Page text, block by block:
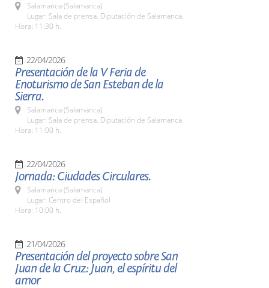
Salamanca (Salamanca)
Lugar: Sala de prensa. Diputación de Salamanca.
Hora: 11:30 h.
22/04/2026
Presentación de la V Feria de
Enoturismo de San Esteban de la
Sierra.
Salamanca (Salamanca)
Lugar: Sala de prensa. Diputación de Salamanca
Hora: 11:00 h.
22/04/2026
Jornada: Ciudades Circulares.
Salamanca (Salamanca)
Lugar: Centro del Español
Hora: 10:00 h.
21/04/2026
Presentación del proyecto sobre San
Juan de la Cruz: Juan, el espíritu del
amor